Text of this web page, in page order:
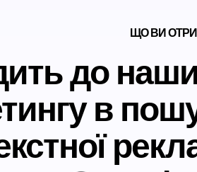
ЩО ВИ
до
в